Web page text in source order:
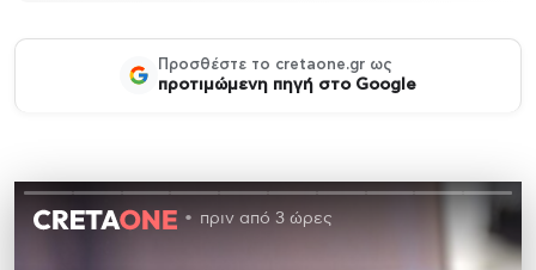
Προσθέστε το cretaone.gr ως
προτιμώμενη πηγή στο Google
πριν από 3 ώρες